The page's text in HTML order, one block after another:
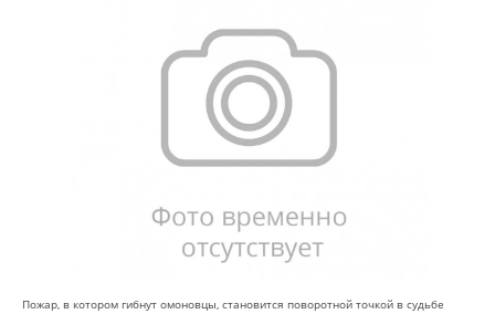
Пожар, в котором гибнут омоновцы, становится поворотной точкой в судьбе